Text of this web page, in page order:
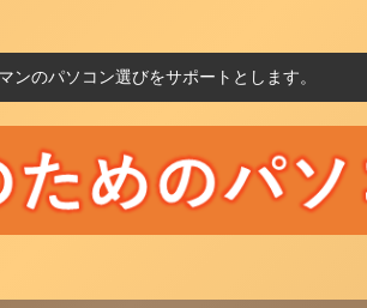
ンのパソコン選びをサポートとします。